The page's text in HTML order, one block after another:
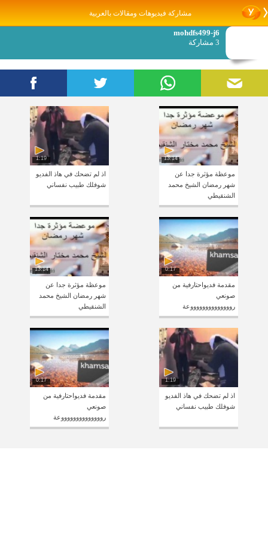
مشاركة فيديوهات ومقالات بالعربية
mohdfs499-j6
3 مشاركة
13:14
موعظة مؤثرة جدا عن
شهر رمضان الشيخ محمد
الشنقيطي
1:19
اذ لم تضحك في هاذ الفديو
شوفلك طبيب نفساني
0:17
مقدمة فديواحتارفية من
صونعي
رووووووووووووووعة
13:14
موعظة مؤثرة جدا عن
شهر رمضان الشيخ محمد
الشنقيطي
1:19
اذ لم تضحك في هاذ الفديو
شوفلك طبيب نفساني
0:17
مقدمة فديواحتارفية من
صونعي
رووووووووووووووعة